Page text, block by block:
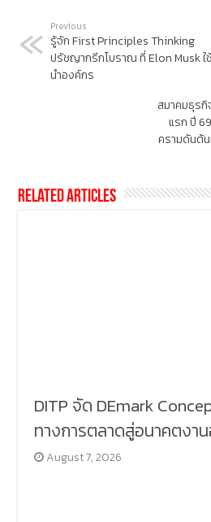
Previous
รู้จัก First Principles Thinking
ปรัชญากรีกโบราณ ที่ Elon Musk ใ
นำองค์กร
สมาคมธุรกิ
แรก ปี
ครามดันต้
Related Articles
DITP จัด DEmark
ทางการตลาดสู่อนาคตงา
August 7, 2026